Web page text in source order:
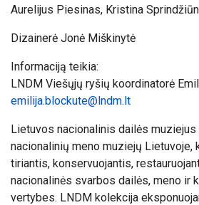
Aurelijus Piesinas, Kristina
Dizainerė Jonė Miškinytė
Informaciją teikia:
LNDM Viešųjų ryšių koordinatorė
emilija.blockute@lndm.lt
Lietuvos nacionalinis dailės
nacionalinių meno muziejų Lietuvoje,
tiriantis, konservuojantis,
nacionalinės svarbos dailės, meno ir
vertybes. LNDM kolekcija